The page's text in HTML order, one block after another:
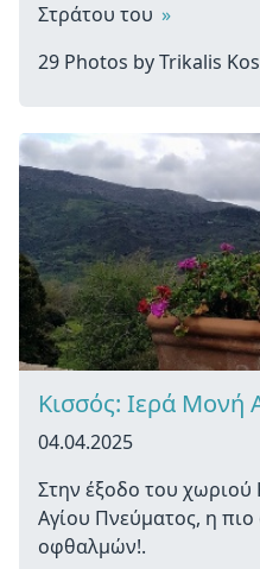
Στράτου του »
29 Photos by Trikalis
Κισσός: Ιερά Μονή
04.04.2025
Στην έξοδο του χωριού
Αγίου Πνεύματος, η
οφθαλμών!.